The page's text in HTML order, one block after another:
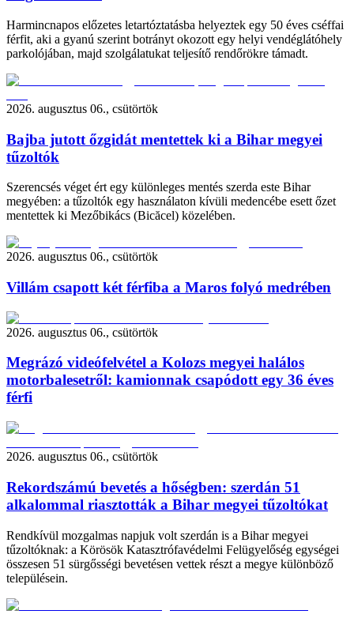
Harmincnapos előzetes letartóztatásba helyeztek egy 50 éves cséffai
férfit, aki a gyanú szerint botrányt okozott egy helyi vendéglátóhely
parkolójában, majd szolgálatukat teljesítő rendőrökre támadt.
2026. augusztus 06., csütörtök
Bajba jutott őzgidát mentettek ki a Bihar megyei
tűzoltók
Szerencsés véget ért egy különleges mentés szerda este Bihar
megyében: a tűzoltók egy használaton kívüli medencébe esett őzet
mentettek ki Mezőbikács (Bicăcel) közelében.
2026. augusztus 06., csütörtök
Villám csapott két férfiba a Maros folyó medrében
2026. augusztus 06., csütörtök
Megrázó videófelvétel a Kolozs megyei halálos
motorbalesetről: kamionnak csapódott egy 36 éves
férfi
2026. augusztus 06., csütörtök
Rekordszámú bevetés a hőségben: szerdán 51
alkalommal riasztották a Bihar megyei tűzoltókat
Rendkívül mozgalmas napjuk volt szerdán is a Bihar megyei
tűzoltóknak: a Körösök Katasztrófavédelmi Felügyelőség egységei
összesen 51 sürgősségi bevetésen vettek részt a megye különböző
településein.